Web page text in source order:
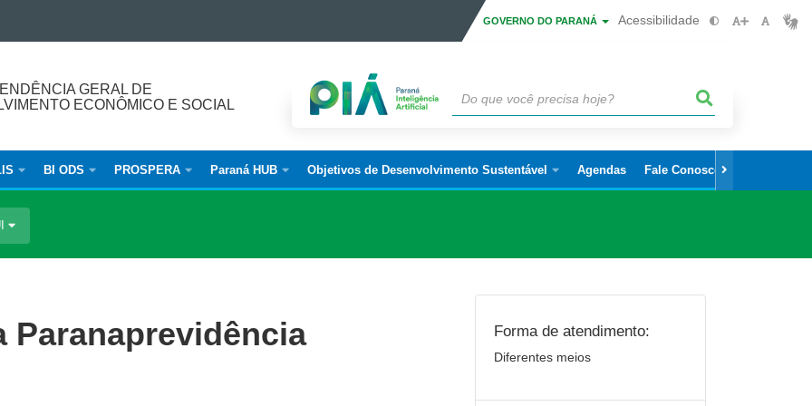
GOVERNO DO PARANÁ Acessibilidade
GERAL DE
ECONÔMICO E SOCIAL
BI ODS PROSPERA Paraná HUB Objetivos de Desenvolvimento Sustentável Agendas Fale Conosco
Paranaprevidência Forma de atendimento:
Diferentes meios